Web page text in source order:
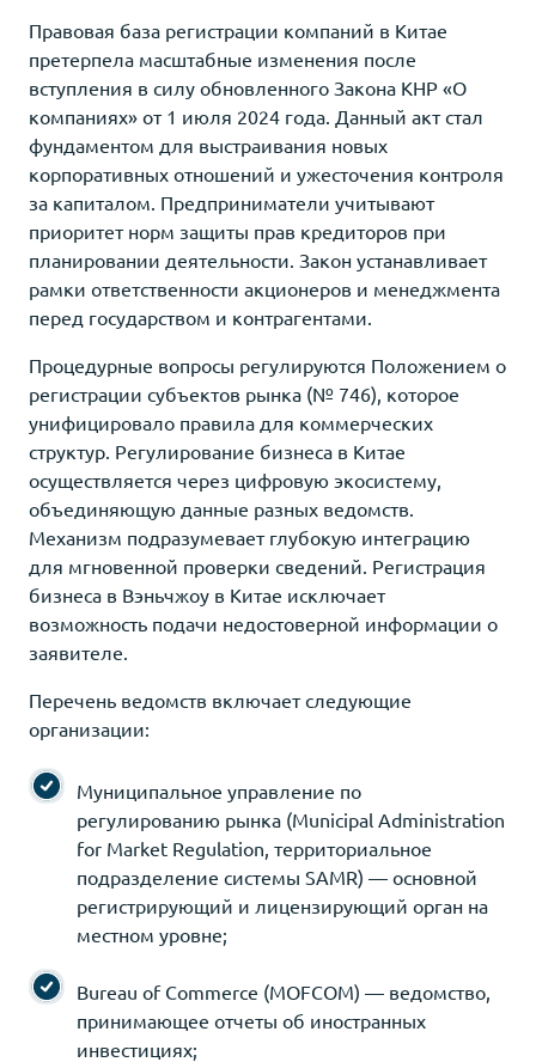
Правовая база регистрации компаний в Китае
претерпела масштабные изменения после
вступления в силу обновленного Закона КНР «О
компаниях» от 1 июля 2024 года. Данный акт стал
фундаментом для выстраивания новых
корпоративных отношений и ужесточения контроля
за капиталом. Предприниматели учитывают
приоритет норм защиты прав кредиторов при
планировании деятельности. Закон устанавливает
рамки ответственности акционеров и менеджмента
перед государством и контрагентами.
Процедурные вопросы регулируются Положением о
регистрации субъектов рынка (№ 746), которое
унифицировало правила для коммерческих
структур. Регулирование бизнеса в Китае
осуществляется через цифровую экосистему,
объединяющую данные разных ведомств.
Механизм подразумевает глубокую интеграцию
для мгновенной проверки сведений. Регистрация
бизнеса в Вэньчжоу в Китае исключает
возможность подачи недостоверной информации о
заявителе.
Перечень ведомств включает следующие
организации:
Муниципальное управление по
регулированию рынка (Municipal Administration
for Market Regulation, территориальное
подразделение системы SAMR) — основной
регистрирующий и лицензирующий орган на
местном уровне;
Bureau of Commerce (MOFCOM) — ведомство,
принимающее отчеты об иностранных
инвестициях;